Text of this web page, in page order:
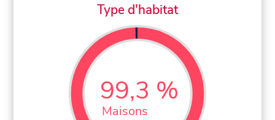
Type d'habitat
99,3 %
Maisons